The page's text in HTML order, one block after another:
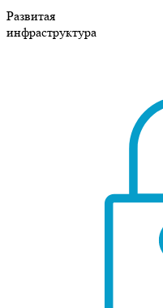
Развитая
инфраструктура